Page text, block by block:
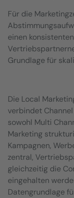
Für die
einen
Grundlage für
Die Local
verbindet
sowohl Multi
Marketing
Kampagnen,
zentral,
gleichzeitig die
eingehalten
Datengrundlage